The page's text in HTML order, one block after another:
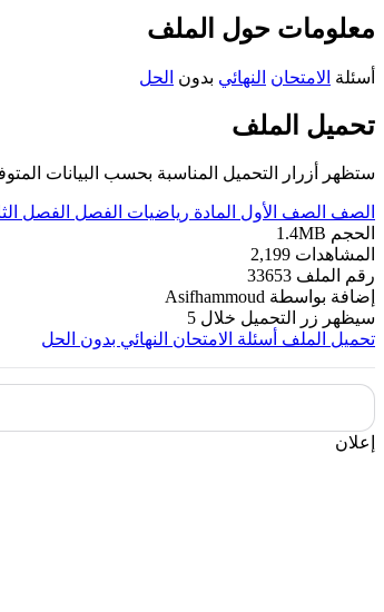
معلومات حول الملف
أسئلة الامتحان النهائي بدون الحل
تحميل الملف
ستظهر أزرار التحميل المناسبة بحسب البيانات
الصف الصف الأول المادة رياضيات الفصل الفصل
الحجم 1.4MB
المشاهدات 2,199
رقم الملف 33653
إضافة بواسطة Asifhammoud
سيظهر زر التحميل خلال 5
تحميل الملف أسئلة الامتحان النهائي بدون الحل
إعلان